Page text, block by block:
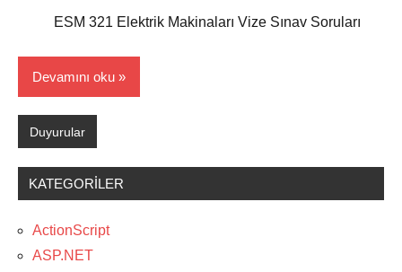
2%
scientists
2025
ESM 321 Elektrik Makinaları Vize Sınav Soruları
Devamını oku
Duyurular
KATEGORILER
ActionScript
ASP.NET